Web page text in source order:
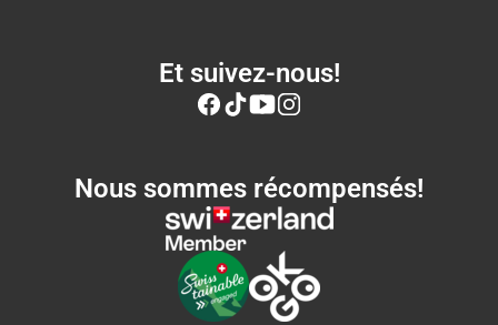
Et suivez-nous!
Nous sommes récompensés!